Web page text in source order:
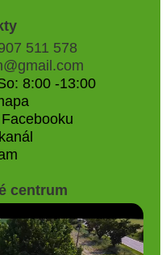
511 578
8:00 -13:00
centrum